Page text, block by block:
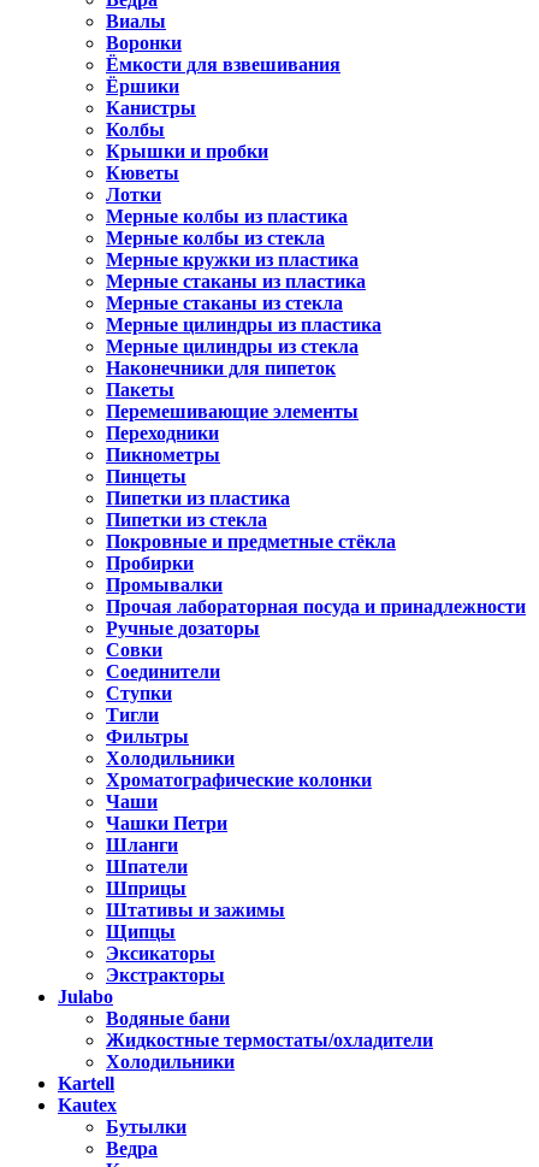
Виалы
Воронки
Ёмкости для взвешивания
Ёршики
Канистры
Колбы
Крышки и пробки
Кюветы
Лотки
Мерные колбы из пластика
Мерные колбы из стекла
Мерные кружки из пластика
Мерные стаканы из пластика
Мерные стаканы из стекла
Мерные цилиндры из пластика
Мерные цилиндры из стекла
Наконечники для пипеток
Пакеты
Перемешивающие элементы
Переходники
Пикнометры
Пинцеты
Пипетки из пластика
Пипетки из стекла
Покровные и предметные стёкла
Пробирки
Промывалки
Прочая лабораторная посуда и принадлежности
Ручные дозаторы
Совки
Соединители
Ступки
Тигли
Фильтры
Холодильники
Хроматографические колонки
Чаши
Чашки Петри
Шланги
Шпатели
Шприцы
Штативы и зажимы
Щипцы
Эксикаторы
Экстракторы
Julabo
Водяные бани
Жидкостные термостаты/охладители
Холодильники
Kartell
Kautex
Бутылки
Ведра